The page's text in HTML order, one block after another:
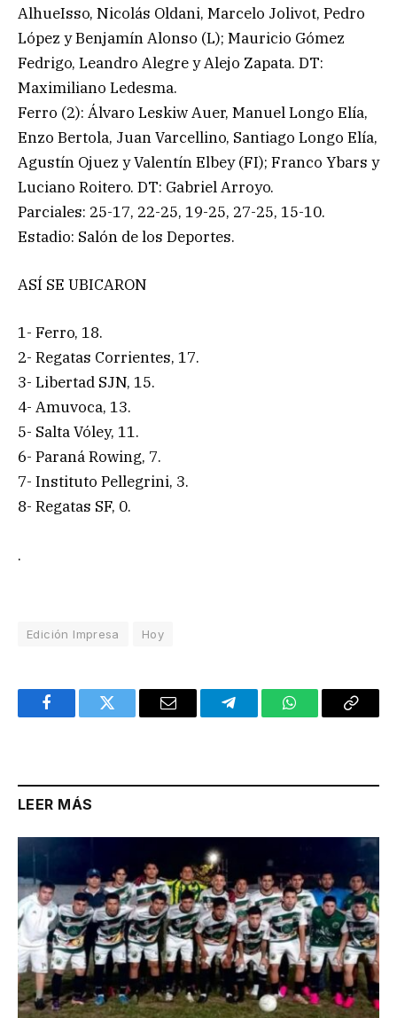
AlhueIsso, Nicolás Oldani, Marcelo Jolivot, Pedro
López y Benjamín Alonso (L); Mauricio Gómez
Fedrigo, Leandro Alegre y Alejo Zapata. DT:
Maximiliano Ledesma.
Ferro (2): Álvaro Leskiw Auer, Manuel Longo Elía,
Enzo Bertola, Juan Varcellino, Santiago Longo Elía,
Agustín Ojuez y Valentín Elbey (FI); Franco Ybars y
Luciano Roitero. DT: Gabriel Arroyo.
Parciales: 25-17, 22-25, 19-25, 27-25, 15-10.
Estadio: Salón de los Deportes.
ASÍ SE UBICARON
1- Ferro, 18.
2- Regatas Corrientes, 17.
3- Libertad SJN, 15.
4- Amuvoca, 13.
5- Salta Vóley, 11.
6- Paraná Rowing, 7.
7- Instituto Pellegrini, 3.
8- Regatas SF, 0.
.
Edición Impresa Hoy
FacebookTwitter Email TelegramWhatsAppCopy
LEER MÁS